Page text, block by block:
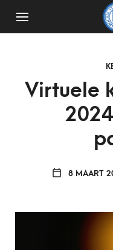
Virtuele
8 MAART